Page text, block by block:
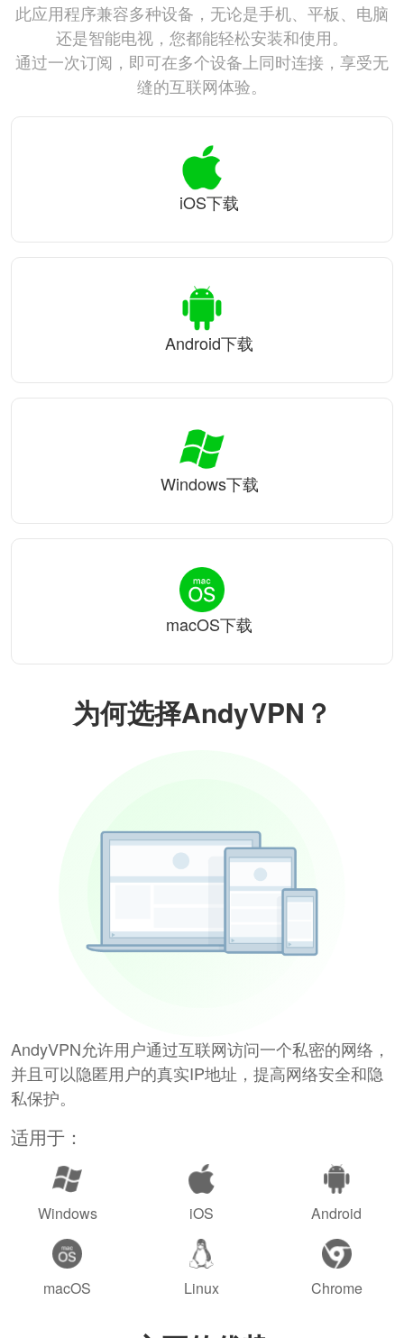
为何选择AndyVPN？
AndyVPN允许用户通过互联网访问一个私密的网络，
并且可以隐匿用户的真实IP地址，提高网络安全和隐
私保护。
适用于：
Windows iOS Android
macOS Linux Chrome
此应用程序兼容多种设备，无论是手机、平板、电脑
还是智能电视，您都能轻松安装和使用。
通过一次订阅，即可在多个设备上同时连接，享受无
缝的互联网体验。
iOS下载
Android下载
Windows下载
macOS下载